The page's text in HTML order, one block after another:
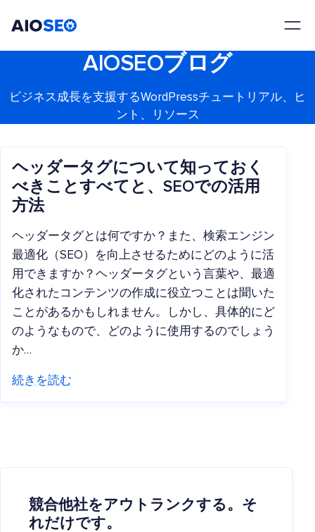
AIOSEOブログ
ビジネス成長を支援するWordPressチュートリアル、ヒ
ント、リソース
ヘッダータグについて知っておく
べきことすべてと、SEOでの活用
方法
ヘッダータグとは何ですか？また、検索エンジン
最適化（SEO）を向上させるためにどのように活
用できますか？ヘッダータグという言葉や、最適
化されたコンテンツの作成に役立つことは聞いた
ことがあるかもしれません。しかし、具体的にど
のようなもので、どのように使用するのでしょう
か…
続きを読む
競合他社をアウトランクする。そ
れだけです。